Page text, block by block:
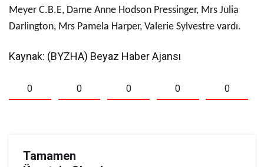
Meyer C.B.E, Dame Anne Hodson Pressinger, Mrs Julia
Darlington, Mrs Pamela Harper, Valerie Sylvestre vardı.
Kaynak: (BYZHA) Beyaz Haber Ajansı
0 0 0 0 0
Tamamen